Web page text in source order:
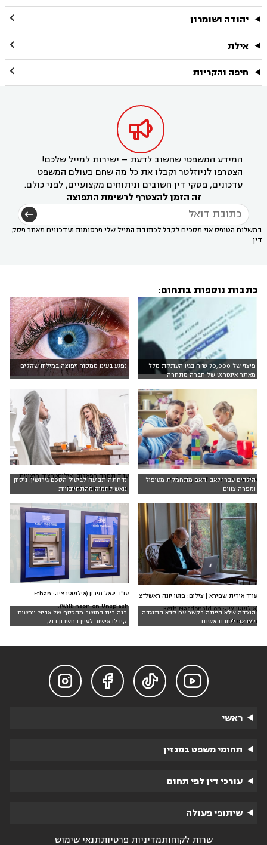
יהודה ושומרון 
אילת 
חיפה והקריות 

המידע המשפטי שחשוב לדעת – ישירות למייל שלכם!
הצטרפו לניוזלטר וקבלו את כל מה שחם בעולם המשפט
עדכונים, פסקי דין חשובים וניתוחים מקצועיים, לפני כולם.
זה הזמן להצטרף לרשימת התפוצה
במשלוח הטופס אני מסכים לקבל לכתובת המייל שלי פרסומות ועדכונים מאתר פסק
דין
כתבות נוספות בתחום:
פיצוי של 70,000 ש"ח בגין העתקת מלל
מאתר אינטרנט של חברה מתחרה
נפגע בעינו ממסור ויפוצה במיליון שקלים
הילדים עברו לאב: האם מתחמקת מטיפול
ומפרה צווים
אילוסטרציה: Jozef Polc, 123rf.com
נדחתה תביעה לביטול הסכם גירושין: ניסיון
נואש לחמוק מהתחייבויות
עו"ד תמרה רפאלוב [אילוסטרציה חיצונית:
oneinchpunch,123RF]
הנכדה שלא הייתה בקשר עם סבא התנגדה
לצוואה לטובת אשתו
עו"ד אירית שפירא | צילום: פוטו יונה ראשל"צ
(אילוסטרציה: Beth Macdonald on
Unsplash)
בנה בית במושב מהכסף של אביו? יורשות
קיבלו אישור לעיין בחשבון בנק
עו"ד יגאל מירון (אילוסטרציה: Ethan
Wilkinson on Unsplash).




ראשי
תחומי משפט במגזין
עורכי דין לפי תחום
שיתופי פעולה
שרות לקוחותמדיניות פרטיותתנאי שימוש